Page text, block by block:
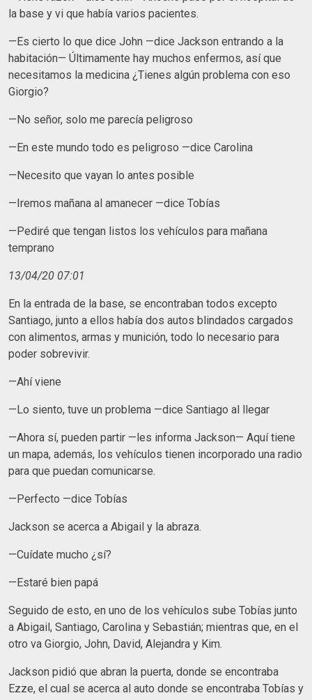
la base y vi que había varios pacientes.
—Es cierto lo que dice John —dice Jackson entrando a la
habitación— Últimamente hay muchos enfermos, así que
necesitamos la medicina ¿Tienes algún problema con eso
Giorgio?
—No señor, solo me parecía peligroso
—En este mundo todo es peligroso —dice Carolina
—Necesito que vayan lo antes posible
—Iremos mañana al amanecer —dice Tobías
—Pediré que tengan listos los vehículos para mañana
temprano
13/04/20 07:01
En la entrada de la base, se encontraban todos excepto
Santiago, junto a ellos había dos autos blindados cargados
con alimentos, armas y munición, todo lo necesario para
poder sobrevivir.
—Ahí viene
—Lo siento, tuve un problema —dice Santiago al llegar
—Ahora sí, pueden partir —les informa Jackson— Aquí tiene
un mapa, además, los vehículos tienen incorporado una radio
para que puedan comunicarse.
—Perfecto —dice Tobías
Jackson se acerca a Abigail y la abraza.
—Cuídate mucho ¿sí?
—Estaré bien papá
Seguido de esto, en uno de los vehículos sube Tobías junto
a Abigail, Santiago, Carolina y Sebastián; mientras que, en el
otro va Giorgio, John, David, Alejandra y Kim.
Jackson pidió que abran la puerta, donde se encontraba
Ezze, el cual se acerca al auto donde se encontraba Tobías y